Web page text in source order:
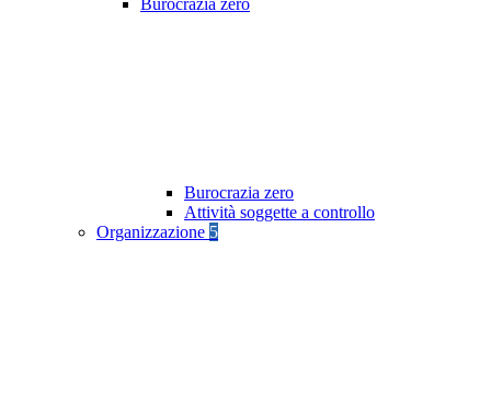
Burocrazia zero
Burocrazia zero
Attività soggette a controllo
Organizzazione 5